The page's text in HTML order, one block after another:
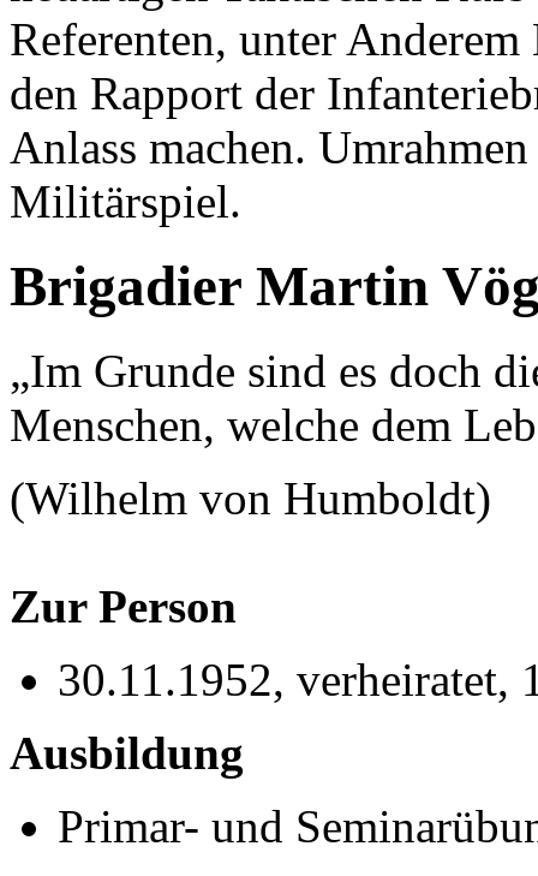
Referenten, unter
den Rapport der
Anlass machen.
Militärspiel.
Brigadier Martin
„Im Grunde sind es doch
Menschen, welche dem
(Wilhelm von Humboldt)
Zur Person
30.11.1952, verheiratet,
Ausbildung
Primar- und